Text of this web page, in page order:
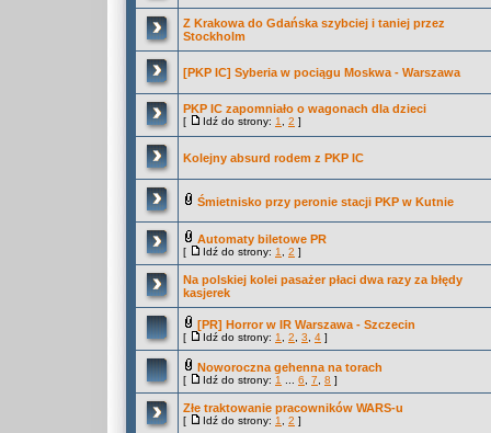
Z Krakowa do Gdańska szybciej i taniej przez
Stockholm
[PKP IC] Syberia w pociągu Moskwa - Warszawa
PKP IC zapomniało o wagonach dla dzieci
[ Idź do strony: 1 2 ]
Kolejny absurd rodem z PKP IC
Śmietnisko przy peronie stacji PKP w Kutnie
Automaty biletowe PR
[ Idź do strony: 1 2 ]
Na polskiej kolei pasażer płaci dwa razy za błędy
kasjerek
[PR] Horror w IR Warszawa - Szczecin
[ Idź do strony: 1 2 3 4 ]
Noworoczna gehenna na torach
[ Idź do strony: 1 6 7 8 ]
Złe traktowanie pracowników WARS-u
[ Idź do strony: 1 2 ]